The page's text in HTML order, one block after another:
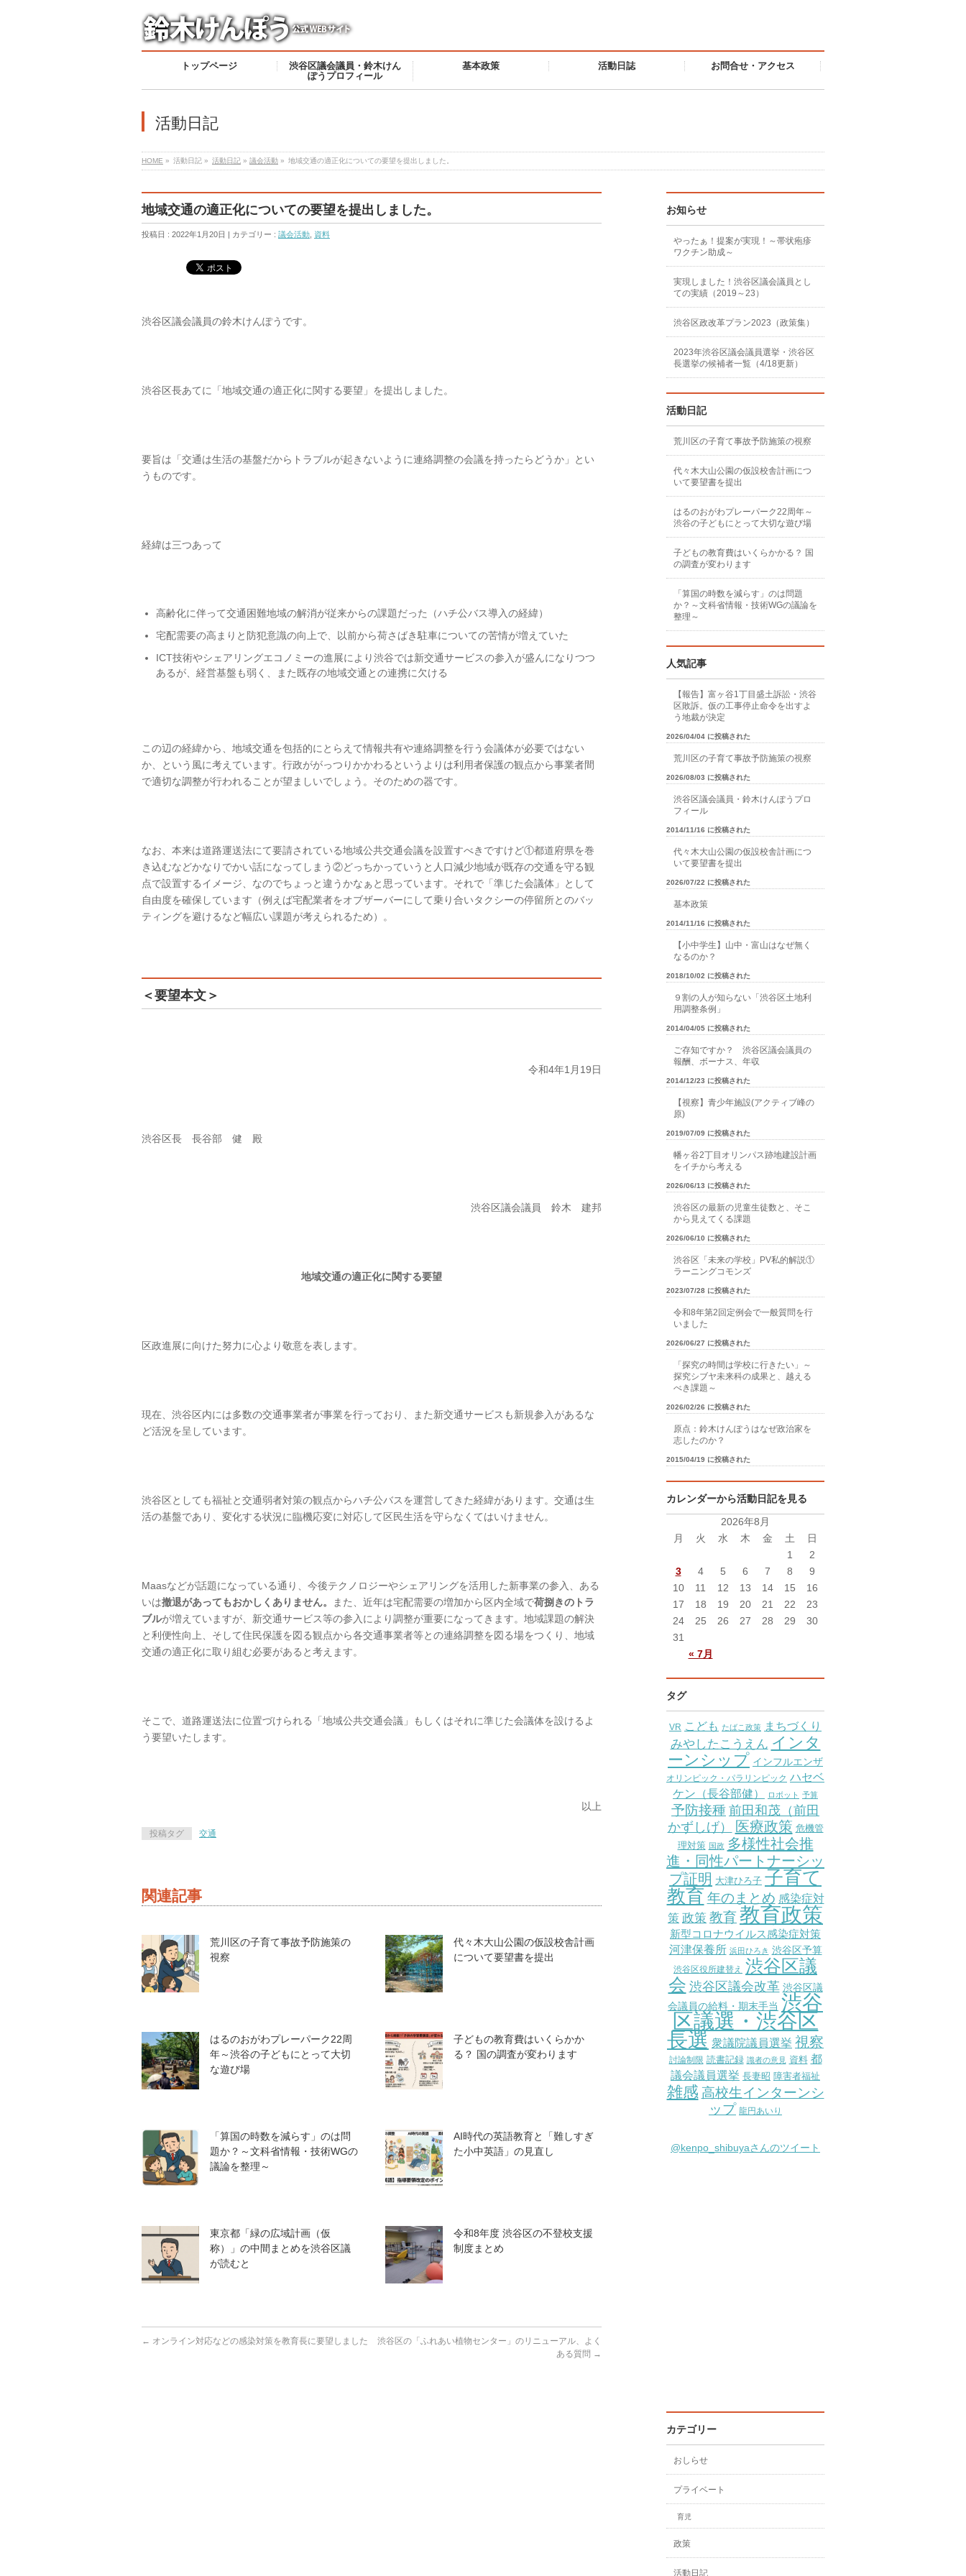
トップページ
渋谷区議会議員・鈴木けん
ぽうプロフィール
基本政策 活動日誌 お問合せ・アクセス
活動日記
HOME » 活動日記 » 活動日記 » 議会活動 » 地域交通の適正化についての要望を提出しました。
地域交通の適正化についての要望を提出しました。
投稿日 : 2022年1月20日 | カテゴリー : 議会活動 資料
渋谷区議会議員の鈴木けんぽうです。
渋谷区長あてに「地域交通の適正化に関する要望」を提出しました。
要旨は「交通は生活の基盤だからトラブルが起きないように連絡調整の会議を持ったらどうか」とい
うものです。
経緯は三つあって
高齢化に伴って交通困難地域の解消が従来からの課題だった（ハチ公バス導入の経緯）
宅配需要の高まりと防犯意識の向上で、以前から荷さばき駐車についての苦情が増えていた
ICT技術やシェアリングエコノミーの進展により渋谷では新交通サービスの参入が盛んになりつつ
あるが、経営基盤も弱く、また既存の地域交通との連携に欠ける
この辺の経緯から、地域交通を包括的にとらえて情報共有や連絡調整を行う会議体が必要ではない
か、という風に考えています。行政ががっつりかかわるというよりは利用者保護の観点から事業者間
で適切な調整が行われることが望ましいでしょう。そのための器です。
なお、本来は道路運送法にて要請されている地域公共交通会議を設置すべきですけど①都道府県を巻
き込むなどかなりでかい話になってしまう②どっちかっていうと人口減少地域が既存の交通を守る観
点で設置するイメージ、なのでちょっと違うかなぁと思っています。それで「準じた会議体」として
自由度を確保しています（例えば宅配業者をオブザーバーにして乗り合いタクシーの停留所とのバッ
ティングを避けるなど幅広い課題が考えられるため）。
＜要望本文＞
令和4年1月19日
渋谷区長 長谷部 健 殿
渋谷区議会議員 鈴木 建邦
地域交通の適正化に関する要望
区政進展に向けた努力に心より敬意を表します。
現在、渋谷区内には多数の交通事業者が事業を行っており、また新交通サービスも新規参入があるな
ど活況を呈しています。
渋谷区としても福祉と交通弱者対策の観点からハチ公バスを運営してきた経緯があります。交通は生
活の基盤であり、変化する状況に臨機応変に対応して区民生活を守らなくてはいけません。
Maasなどが話題になっている通り、今後テクノロジーやシェアリングを活用した新事業の参入、ある
いは撤退があってもおかしくありません。 また、近年は宅配需要の増加から区内全域で荷捌きのトラ
ブルが増えていますが、新交通サービス等の参入により調整が重要になってきます。地域課題の解決
と利便性向上、そして住民保護を図る観点から各交通事業者等との連絡調整を図る場をつくり、地域
交通の適正化に取り組む必要があると考えます。
そこで、道路運送法に位置づけられる「地域公共交通会議」もしくはそれに準じた会議体を設けるよ
う要望いたします。
以上
投稿タグ 交通
関連記事
荒川区の子育て事故予防施策の
視察
代々木大山公園の仮設校舎計画
について要望書を提出
はるのおがわプレーパーク22周
年～渋谷の子どもにとって大切
な遊び場
子どもの教育費はいくらかか
る？ 国の調査が変わります
「算国の時数を減らす」のは問
題か？～文科省情報・技術WGの
議論を整理～
AI時代の英語教育と「難しすぎ
た小中英語」の見直し
東京都「緑の広域計画（仮
称）」の中間まとめを渋谷区議
が読むと
令和8年度 渋谷区の不登校支援
制度まとめ
← オンライン対応などの感染対策を教育長に要望しました
渋谷区の「ふれあい植物センター」のリニューアル、よく
ある質問 →
お知らせ
やったぁ！提案が実現！～帯状疱疹
ワクチン助成～
実現しました！渋谷区議会議員とし
ての実績（2019～23）
渋谷区政改革プラン2023（政策集）
2023年渋谷区議会議員選挙・渋谷区
長選挙の候補者一覧（4/18更新）
活動日記
荒川区の子育て事故予防施策の視察
代々木大山公園の仮設校舎計画につ
いて要望書を提出
はるのおがわプレーパーク22周年～
渋谷の子どもにとって大切な遊び場
子どもの教育費はいくらかかる？ 国
の調査が変わります
「算国の時数を減らす」のは問題
か？～文科省情報・技術WGの議論を
整理～
人気記事
【報告】富ヶ谷1丁目盛土訴訟・渋谷
区敗訴。仮の工事停止命令を出すよ
う地裁が決定
2026/04/04 に投稿された
荒川区の子育て事故予防施策の視察
2026/08/03 に投稿された
渋谷区議会議員・鈴木けんぽうプロ
フィール
2014/11/16 に投稿された
代々木大山公園の仮設校舎計画につ
いて要望書を提出
2026/07/22 に投稿された
基本政策
2014/11/16 に投稿された
【小中学生】山中・富山はなぜ無く
なるのか？
2018/10/02 に投稿された
９割の人が知らない「渋谷区土地利
用調整条例」
2014/04/05 に投稿された
ご存知ですか？ 渋谷区議会議員の
報酬、ボーナス、年収
2014/12/23 に投稿された
【視察】青少年施設(アクティブ峰の
原)
2019/07/09 に投稿された
幡ヶ谷2丁目オリンパス跡地建設計画
をイチから考える
2026/06/13 に投稿された
渋谷区の最新の児童生徒数と、そこ
から見えてくる課題
2026/06/10 に投稿された
渋谷区「未来の学校」PV私的解説①
ラーニングコモンズ
2023/07/28 に投稿された
令和8年第2回定例会で一般質問を行
いました
2026/06/27 に投稿された
「探究の時間は学校に行きたい」～
探究シブヤ未来科の成果と、越える
べき課題～
2026/02/26 に投稿された
原点：鈴木けんぽうはなぜ政治家を
志したのか？
2015/04/19 に投稿された
カレンダーから活動日記を見る
2026年8月
月
火 水 木 金 土 日
« 7月
1
2
3
4 5 6 7 8
9
10
11 12 13 14 15
16
17
18 19 20 21 22
23
24
25 26 27 28 29
30
31
タグ
VR こども たばこ政策 まちづくり
みやしたこうえん インタ
ーンシップ インフルエンザ
オリンピック・パラリンピック ハセベ
ケン（長谷部健）
ロボット 予算
予防接種 前田和茂（前田
かずしげ）
医療政策 危機管
理対策 国政 多様性社会推
進・同性パートナーシッ
プ証明 大津ひろ子 子育て
教育 年のまとめ 感染症対
策 政策 教育教育政策
新型コロナウイルス感染症対策
河津保養所 浜田ひろき 渋谷区予算
渋谷区役所建替え 渋谷区議
会 渋谷区議会改革 渋谷区議
会議員の給料・期末手当 渋谷
区議選・渋谷区
長選 衆議院議員選挙 視察
討論制限 読書記録 識者の意見 資料 都
議会議員選挙 長妻昭 障害者福祉
雑感 高校生インターンシ
ップ 龍円あいり
@kenpo_shibuyaさんのツイート
カテゴリー
おしらせ
プライベート
育児
政策
活動日記